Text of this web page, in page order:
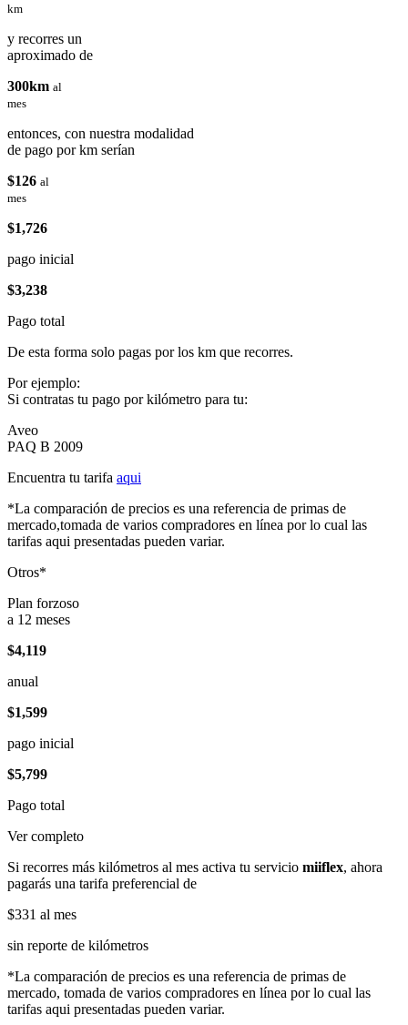
km
y recorres un
aproximado de
300km al
mes
entonces, con nuestra modalidad
de pago por km serían
$126 al
mes
$1,726
pago inicial
$3,238
Pago total
De esta forma solo pagas por los km que recorres.
Por ejemplo:
Si contratas tu pago por kilómetro para tu:
Aveo
PAQ B 2009
Encuentra tu tarifa aqui
*La comparación de precios es una referencia de primas de
mercado,tomada de varios compradores en línea por lo cual las
tarifas aqui presentadas pueden variar.
Otros*
Plan forzoso
a 12 meses
$4,119
anual
$1,599
pago inicial
$5,799
Pago total
Ver completo
Si recorres más kilómetros al mes activa tu servicio miiflex, ahora
pagarás una tarifa preferencial de
$331 al mes
sin reporte de kilómetros
*La comparación de precios es una referencia de primas de
mercado, tomada de varios compradores en línea por lo cual las
tarifas aqui presentadas pueden variar.